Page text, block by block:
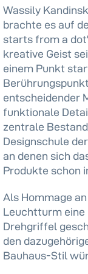
Wassily
brachte es auf
starts from a
kreative Geist
einem Punkt
entscheidender
funktionale
zentrale
Designschule
an denen sich
Produkte schon
Als Hommage
Leuchtturm eine
Drehgriffel
den
Bauhaus-Stil